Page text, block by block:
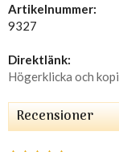
Artikelnummer:
9327
Direktlänk:
Högerklicka och
Recensioner